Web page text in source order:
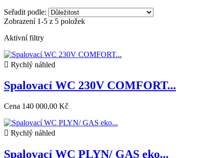
Seřadit podle:
Zobrazení 1-5 z 5 položek
Aktivní filtry
 Rychlý náhled
Spalovací WC 230V COMFORT...
Cena 140 000,00 Kč
 Rychlý náhled
Spalovací WC PLYN/ GAS eko...